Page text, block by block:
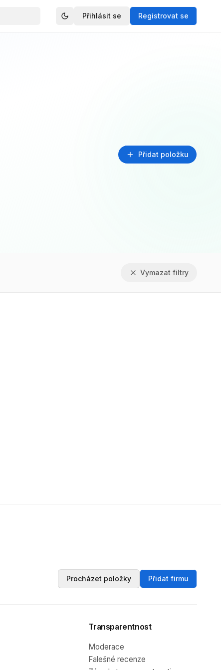
Přihlásit se Registrovat se
Přidat položku
Vymazat filtry
Procházet položky Přidat firmu
Transparentnost
Moderace
Falešné recenze